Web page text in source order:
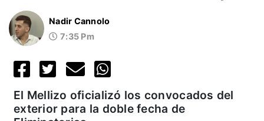
Nadir Cannolo
7:35 Pm
El Mellizo oficializó los convocados del
exterior para la doble fecha de